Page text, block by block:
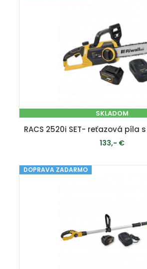
SKLADOM
133,- €
PRIDAŤ DO KOŠÍKA
DOPRAVA ZADARMO